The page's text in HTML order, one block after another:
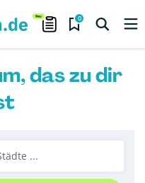
0
das zu dir